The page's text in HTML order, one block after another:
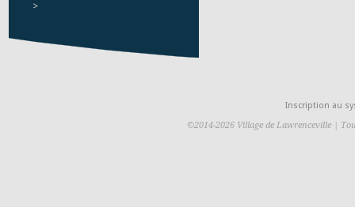
>
Inscription au
©2014-2026 Village de Lawrenceville |